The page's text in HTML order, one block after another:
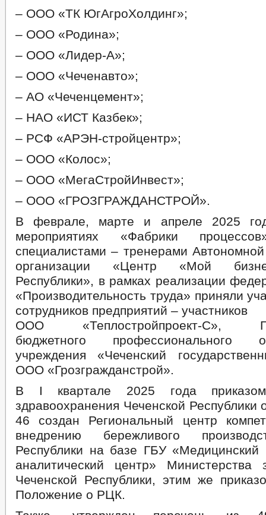
– ООО «ТК ЮгАгроХолдинг»;
– ООО «Родина»;
– ООО «Лидер-А»;
– ООО «Чеченавто»;
– АО «Чеченцемент»;
– НАО «ИСТ Казбек»;
– РСФ «АРЭН-стройцентр»;
– ООО «Колос»;
– ООО «МегаСтройИнвест»;
– ООО «ГРОЗГРАЖДАНСТРОЙ».
В феврале, марте и апреле 2025
мероприятиях «Фабрики
специалистами – тренерами
организации «Центр «Мой
Республики», в рамках реализации
«Производительность труда» приняли
сотрудников предприятий – участников
ООО «Теплостройпроект-С»,
бюджетного профессионального
учреждения «Чеченский
ООО «Грозгражданстрой».
В I квартале 2025 года приказом
здравоохранения Чеченской Республики
46 создан Региональный центр
внедрению бережливого
Республики на базе ГБУ
аналитический центр» Министерства
Чеченской Республики, этим же
Положение о РЦК.